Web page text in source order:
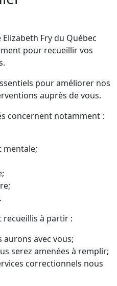
Fry du Québec
pour recueillir vos
pour améliorer nos
auprès de vous.
concernent notamment :
mentale;
à partir :
aurons avec vous;
serez amenées à remplir;
correctionnels nous